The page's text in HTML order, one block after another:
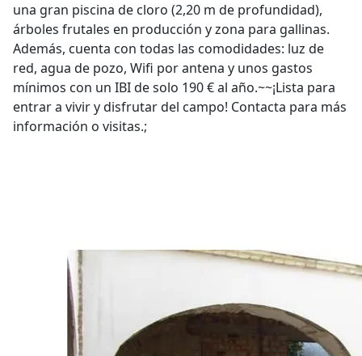
una gran piscina de cloro (2,20 m de profundidad),
árboles frutales en producción y zona para gallinas.
Además, cuenta con todas las comodidades: luz de
red, agua de pozo, Wifi por antena y unos gastos
mínimos con un IBI de solo 190 € al año.~~¡Lista para
entrar a vivir y disfrutar del campo! Contacta para más
información o visitas.;